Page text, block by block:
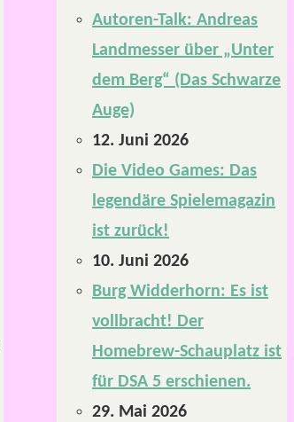
Autoren-Talk: Andreas
Landmesser über „Unter
dem Berg“ (Das Schwarze
Auge)
12. Juni 2026
Die Video Games: Das
legendäre Spielemagazin
ist zurück!
10. Juni 2026
Burg Widderhorn: Es ist
vollbracht! Der
Homebrew-Schauplatz ist
für DSA 5 erschienen.
29. Mai 2026